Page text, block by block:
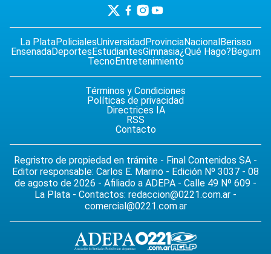
La PlataPolicialesUniversidadProvinciaNacionalBerisso
EnsenadaDeportesEstudiantesGimnasia¿Qué Hago?Begum
TecnoEntretenimiento
Términos y Condiciones
Políticas de privacidad
Directrices IA
RSS
Contacto
Regristro de propiedad en trámite - Final Contenidos SA -
Editor responsable: Carlos E. Marino - Edición Nº 3037 - 08
de agosto de 2026 - Afiliado a ADEPA - Calle 49 Nº 609 -
La Plata - Contactos: redaccion@0221.com.ar -
comercial@0221.com.ar